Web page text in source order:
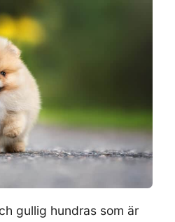
gullig hundras som är